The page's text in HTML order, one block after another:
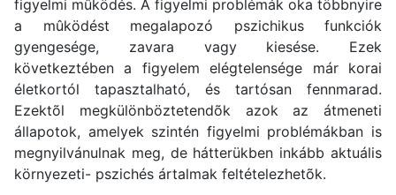
figyelmi mûködés. A figyelmi problémák oka többnyire
a mûködést megalapozó pszichikus funkciók
gyengesége, zavara vagy kiesése. Ezek
következtében a figyelem elégtelensége már korai
életkortól tapasztalható, és tartósan fennmarad.
Ezektõl megkülönböztetendõk azok az átmeneti
állapotok, amelyek szintén figyelmi problémákban is
megnyilvánulnak meg, de hátterükben inkább aktuális
környezeti- pszichés ártalmak feltételezhetõk.